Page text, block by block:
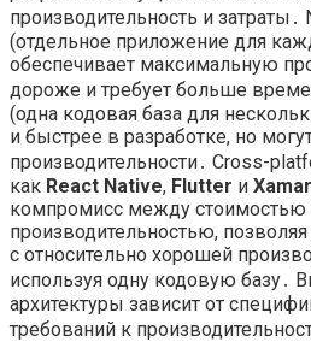
производительность и затраты․
(отдельное приложение для
обеспечивает максимальную
дороже и требует больше
(одна кодовая база для
и быстрее в разработке, но
производительности․ Cross-
как React Native, Flutter и
компромисс между стоимостью
производительностью,
с относительно хорошей
используя одну кодовую базу․
архитектуры зависит от
требований к